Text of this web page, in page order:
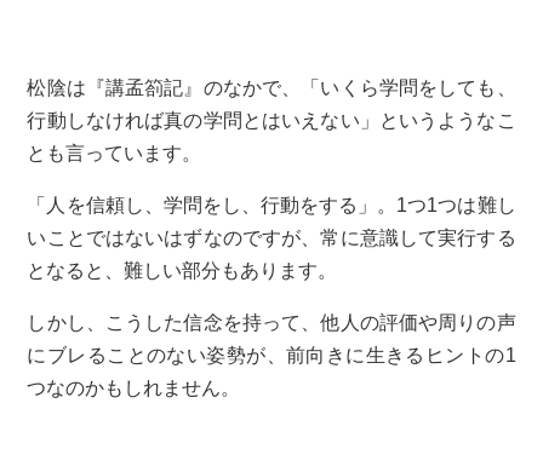
松陰は『講孟箚記』のなかで、「いくら学問をしても、
行動しなければ真の学問とはいえない」というようなこ
とも言っています。
「人を信頼し、学問をし、行動をする」。1つ1つは難し
いことではないはずなのですが、常に意識して実行する
となると、難しい部分もあります。
しかし、こうした信念を持って、他人の評価や周りの声
にブレることのない姿勢が、前向きに生きるヒントの1
つなのかもしれません。